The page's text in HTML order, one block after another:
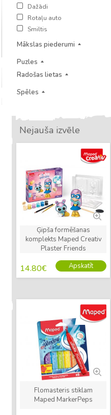
Dažādi
Rotaļu auto
Smiltis
Mākslas piederumi
Puzles
Radošas lietas
Spēles
Nejauša izvēle
Ģipša formēšanas
komplekts Maped Creativ
Plaster Friends
14.80€ Apskatīt
Flomasteris stiklam
Maped MarkerPeps